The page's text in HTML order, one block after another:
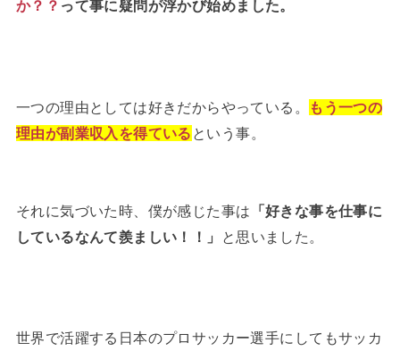
か？？ って事に疑問が浮かび始めました。
一つの理由としては好きだからやっている。
もう一つの
理由が副業収入を得ている という事。
それに気づいた時、僕が感じた事は 「好きな事を仕事に
しているなんて羨ましい！！」
と思いました。
世界で活躍する日本のプロサッカー選手にしてもサッカ